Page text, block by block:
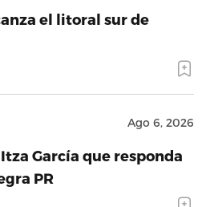
el litoral sur de
Ago 6, 2026
García que responda
PR